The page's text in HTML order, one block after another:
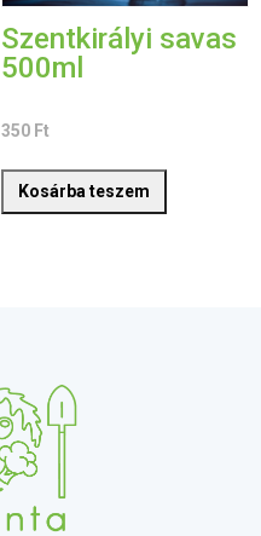
Szentkirályi savas
500ml
350 Ft
Kosárba teszem